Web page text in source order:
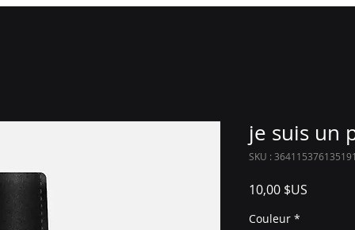
je suis un
SKU : 364115376135191
10,00 $US
Couleur *